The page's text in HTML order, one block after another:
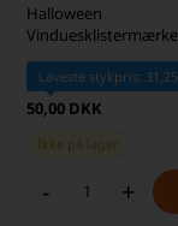
Halloween
med 4 stk.
Laveste stykpris:
50,00 DKK
Ikke på lager
- +